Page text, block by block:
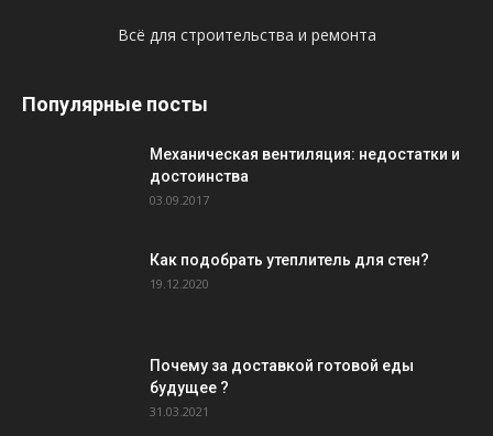
Всё для строительства и ремонта
Популярные посты
Механическая вентиляция: недостатки и
достоинства
03.09.2017
Как подобрать утеплитель для стен?
19.12.2020
Почему за доставкой готовой еды
будущее ?
31.03.2021